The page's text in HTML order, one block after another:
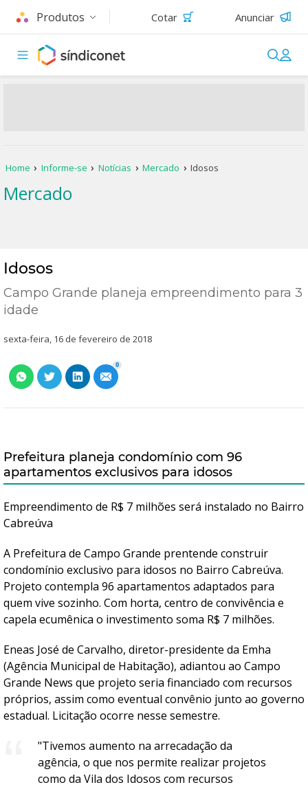
Produtos Cotar Anunciar
Home Informe-se Notícias Mercado Idosos
Mercado
Idosos
Campo Grande planeja empreendimento para 3
idade
sexta-feira, 16 de fevereiro de 2018
0
Prefeitura planeja condomínio com 96
apartamentos exclusivos para idosos
Empreendimento de R$ 7 milhões será instalado no Bairro
Cabreúva
A Prefeitura de Campo Grande prentende construir
condomínio exclusivo para idosos no Bairro Cabreúva.
Projeto contempla 96 apartamentos adaptados para
quem vive sozinho. Com horta, centro de convivência e
capela ecumênica o investimento soma R$ 7 milhões.
Eneas José de Carvalho, diretor-presidente da Emha
(Agência Municipal de Habitação), adiantou ao Campo
Grande News que projeto seria financiado com recursos
próprios, assim como eventual convênio junto ao governo
estadual. Licitação ocorre nesse semestre.
"Tivemos aumento na arrecadação da
agência, o que nos permite realizar projetos
como da Vila dos Idosos com recursos